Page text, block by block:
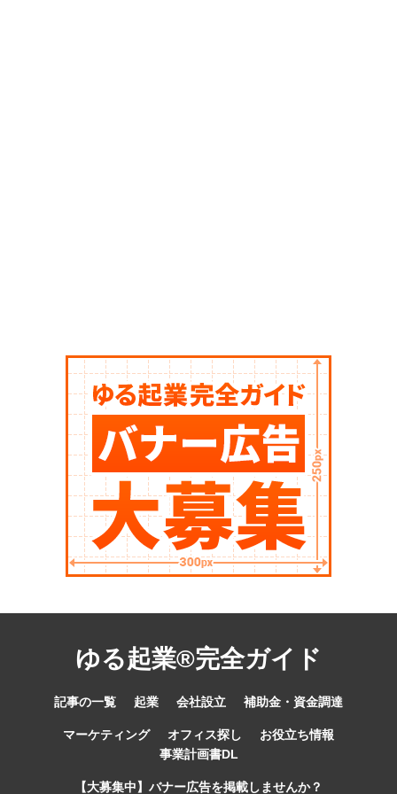
ゆる起業®完全ガイド
記事の一覧 起業 会社設立 補助金・資金調達
マーケティング オフィス探し
お役立ち情報
事業計画書DL
【大募集中】バナー広告を掲載しませんか？